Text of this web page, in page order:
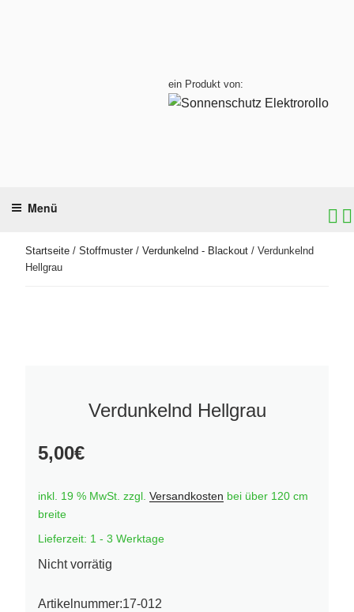
ein Produkt von:
Menü
Startseite / Stoffmuster / Verdunkelnd - Blackout / Verdunkelnd
Hellgrau
Verdunkelnd Hellgrau
5,00€
inkl. 19 % MwSt. zzgl. Versandkosten bei über 120 cm
breite
Lieferzeit: 1 - 3 Werktage
Nicht vorrätig
Artikelnummer:17-012